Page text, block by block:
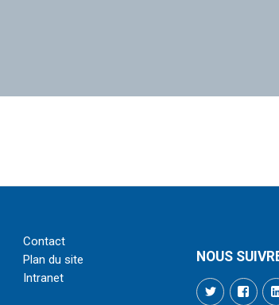
Contact
Plan du site
Intranet
NOUS
Twitter